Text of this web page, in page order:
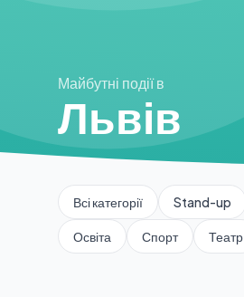
Майбутні події в
Львів
Всі категорії Stand-up
Освіта Спорт Театр